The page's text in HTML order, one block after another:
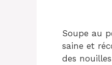
Soupe au
saine et
des